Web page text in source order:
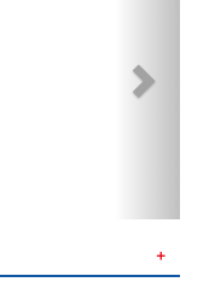
＋